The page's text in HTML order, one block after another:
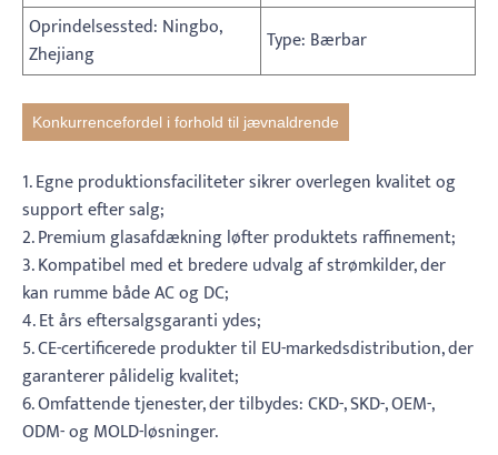
Oprindelsessted: Ningbo,
Zhejiang
Type: Bærbar
Konkurrencefordel i forhold til jævnaldrende
1. Egne produktionsfaciliteter sikrer overlegen kvalitet og
support efter salg;
2. Premium glasafdækning løfter produktets raffinement;
3. Kompatibel med et bredere udvalg af strømkilder, der
kan rumme både AC og DC;
4. Et års eftersalgsgaranti ydes;
5. CE-certificerede produkter til EU-markedsdistribution, der
garanterer pålidelig kvalitet;
6. Omfattende tjenester, der tilbydes: CKD-, SKD-, OEM-,
ODM- og MOLD-løsninger.